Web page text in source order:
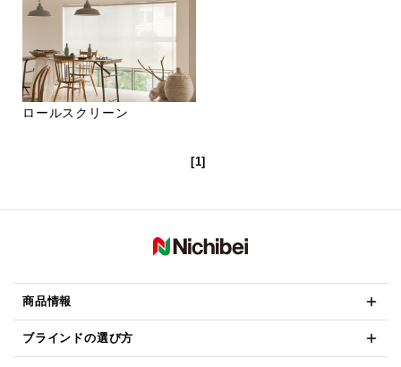
ロールスクリーン
[1]
商品情報
ブラインドの選び方